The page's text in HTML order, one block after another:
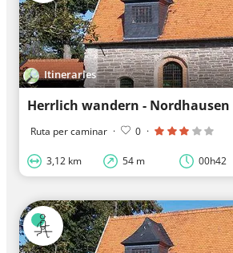
Itineraries
Herrlich wandern - Nordhausen
Ruta per caminar · 0 ·
3,12 km 54 m 00h42